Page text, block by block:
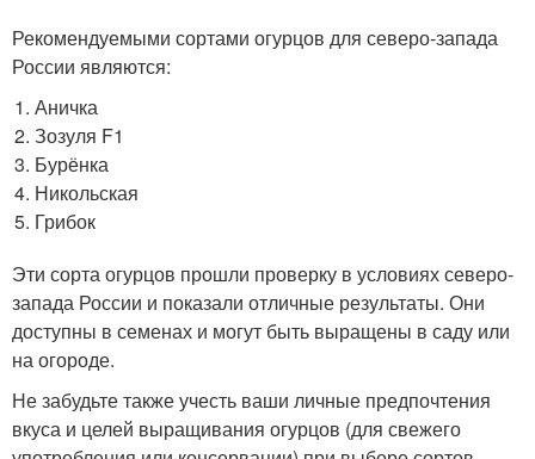
Рекомендуемыми сортами огурцов для северо-запада
России являются:
Аничка
Зозуля F1
Бурёнка
Никольская
Грибок
Эти сорта огурцов прошли проверку в условиях северо-
запада России и показали отличные результаты. Они
доступны в семенах и могут быть выращены в саду или
на огороде.
Не забудьте также учесть ваши личные предпочтения
вкуса и целей выращивания огурцов (для свежего